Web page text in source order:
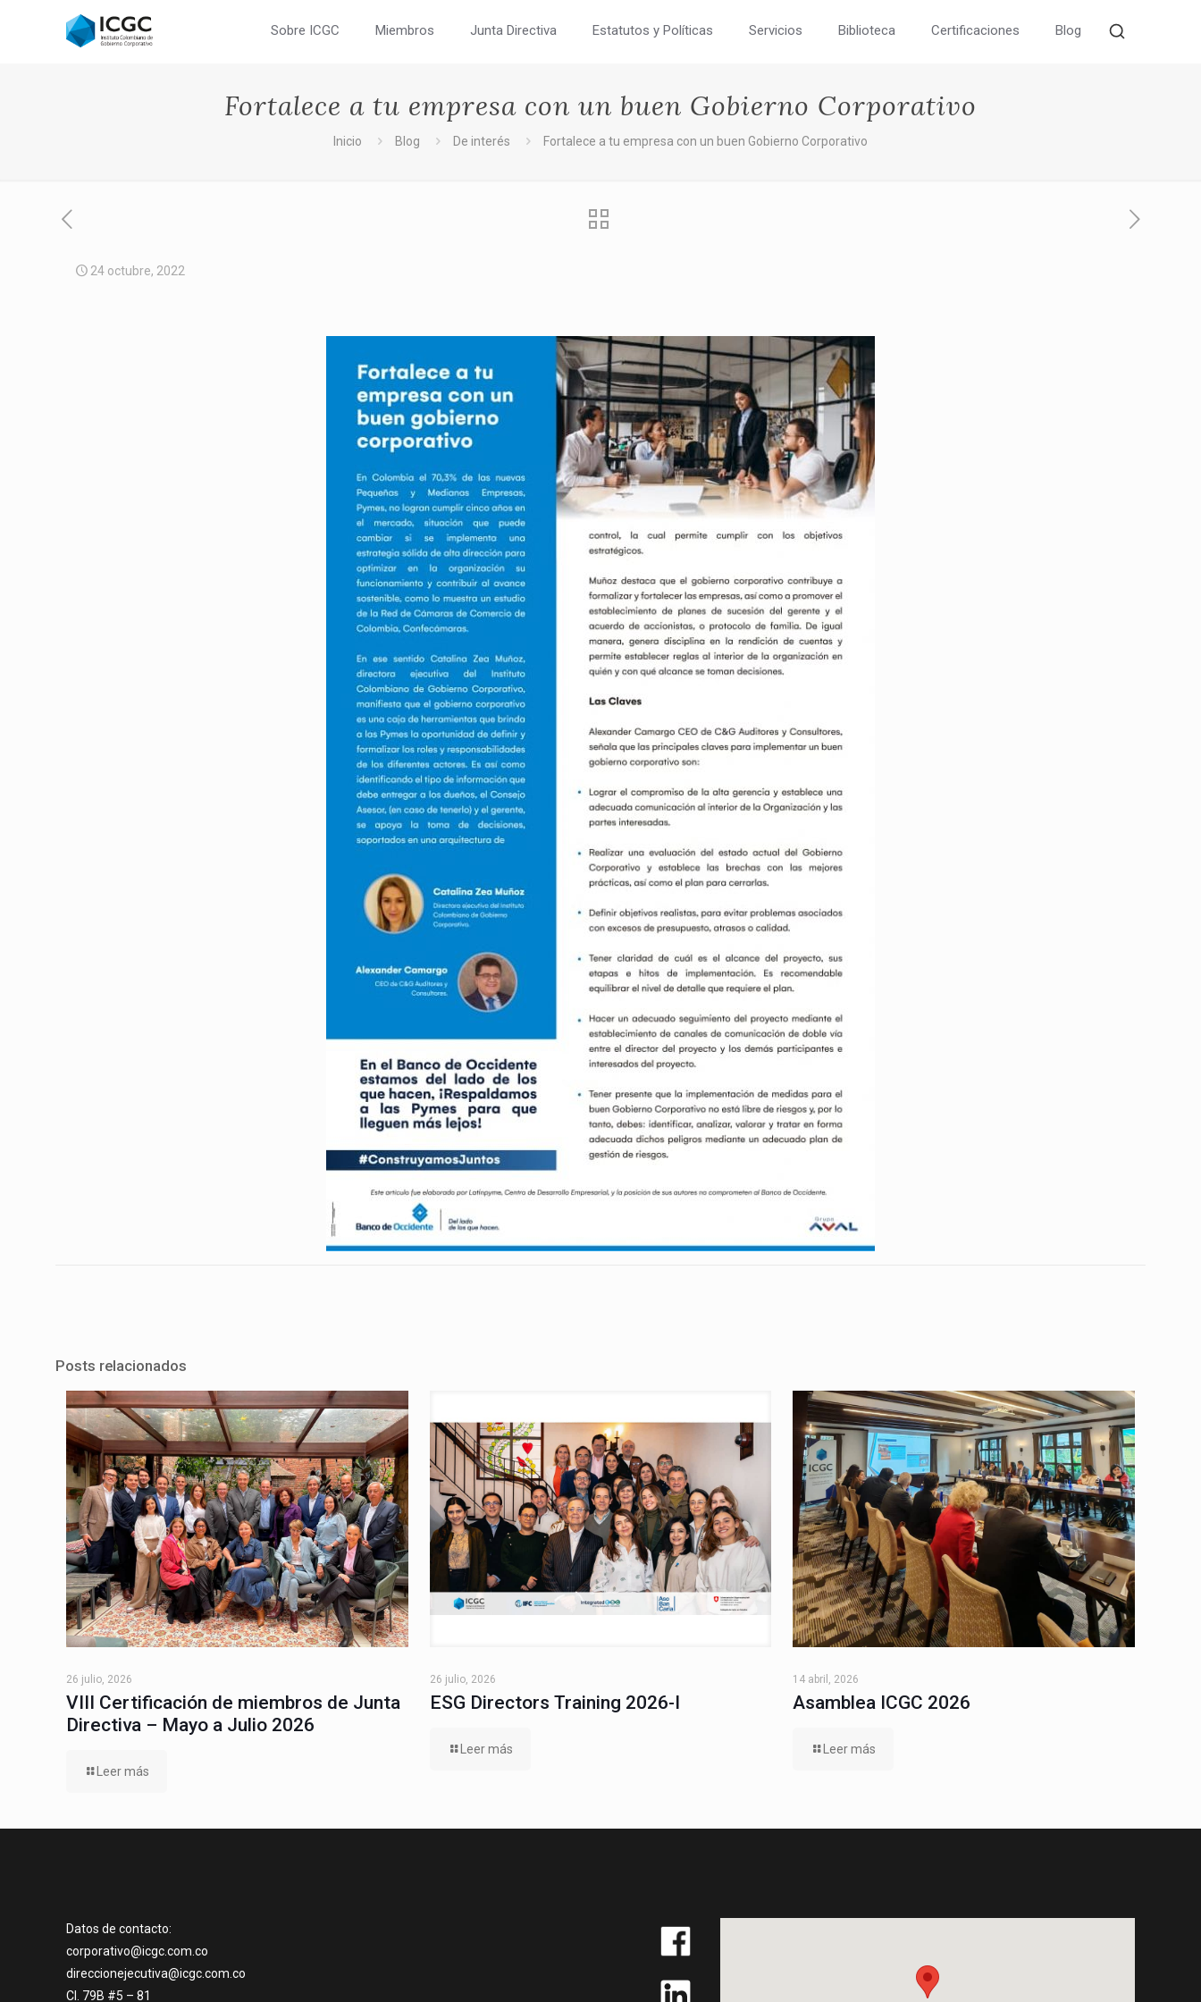
Sobre ICGC Miembros Junta Directiva Estatutos y Políticas Servicios Biblioteca Certificaciones Blog
Fortalece a tu empresa con un buen Gobierno Corporativo
Inicio Blog De interés Fortalece a tu empresa con un buen Gobierno Corporativo
24 octubre, 2022
Posts relacionados
26 julio, 2026
VIII Certificación de miembros de Junta
Directiva – Mayo a Julio 2026
Leer más
26 julio, 2026
ESG Directors Training 2026-I
Leer más
14 abril, 2026
Asamblea ICGC 2026
Leer más
Datos de contacto:
corporativo@icgc.com.co
direccionejecutiva@icgc.com.co
Cl. 79B #5 – 81